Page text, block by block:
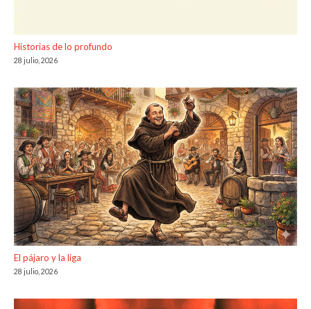
Historias de lo profundo
28 julio, 2026
El pájaro y la liga
28 julio, 2026